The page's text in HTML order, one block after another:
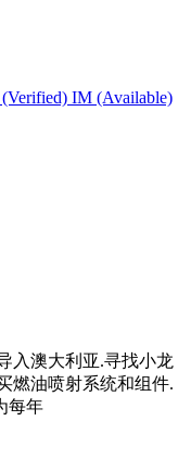
IM (Available)
入澳大利亚.寻找小龙
燃油喷射系统和组件.
每年